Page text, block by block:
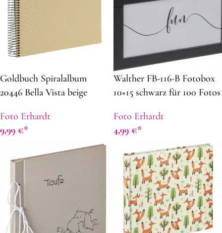
Goldbuch Spiralalbum
20446 Bella Vista beige
Foto Erhardt
9,99 €
Walther FB-116-B Fotobox
10×15 schwarz für 100 Fotos
Foto Erhardt
4,99 €